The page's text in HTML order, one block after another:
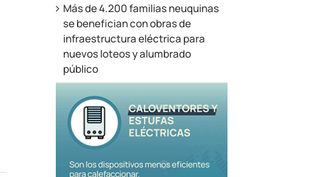
Más de 4.200 familias neuquinas
se benefician con obras de
infraestructura eléctrica para
nuevos loteos y alumbrado
público